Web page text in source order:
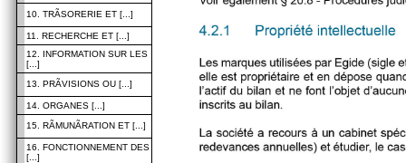
10. TRÃSORERIE ET [...]
11. RECHERCHE ET [...]
12. INFORMATION SUR LES
[...]
13. PRÃVISIONS OU [...]
14. ORGANES [...]
15. RÃMUNÃRATION ET [...]
16. FONCTIONNEMENT DES
[...]